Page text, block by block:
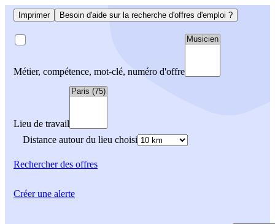
Imprimer Besoin d'aide sur la recherche d'offres d'emploi ?
Métier, compétence, mot-clé, numéro d'offre
Lieu de travail
Distance autour du lieu choisi
Rechercherdes offres
Créer une alerte